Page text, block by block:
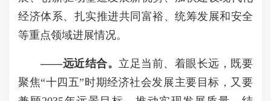
经济体系、扎实推进共同富裕、统筹发展和安全
等重点领域进展情况。
——远近结合。 立足当前、着眼长远，既要
聚焦“十四五”时期经济社会发展主要目标，又要